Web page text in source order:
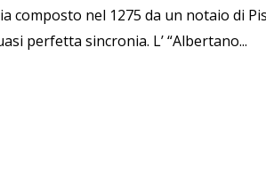
composto nel 1275 da un notaio di
perfetta sincronia. L’ “Albertano...